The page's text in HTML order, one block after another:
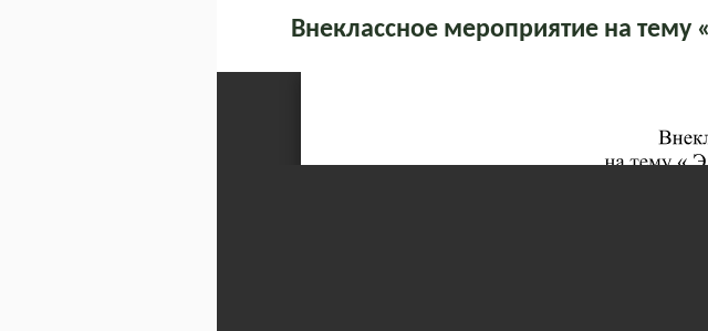
Внеклассное мероприятие на тему